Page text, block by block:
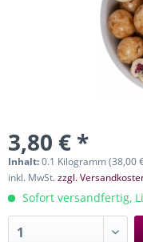
3,80 € *
Inhalt:0.1 Kilogramm (38,00
inkl. MwSt.zzgl.
Sofort versandfertig,